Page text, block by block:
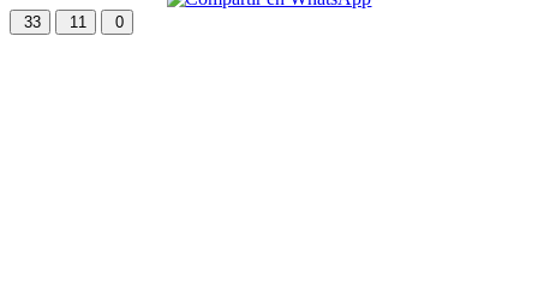
33 11 0